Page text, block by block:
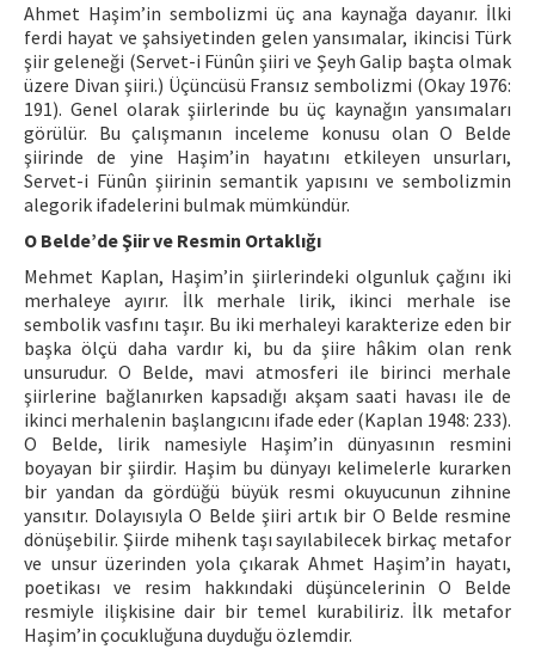
Ahmet Haşim’in sembolizmi üç ana kaynağa dayanır. İlki
ferdi hayat ve şahsiyetinden gelen yansımalar, ikincisi Türk
şiir geleneği (Servet-i Fünûn şiiri ve Şeyh Galip başta olmak
üzere Divan şiiri.) Üçüncüsü Fransız sembolizmi (Okay 1976:
191). Genel olarak şiirlerinde bu üç kaynağın yansımaları
görülür. Bu çalışmanın inceleme konusu olan O Belde
şiirinde de yine Haşim’in hayatını etkileyen unsurları,
Servet-i Fünûn şiirinin semantik yapısını ve sembolizmin
alegorik ifadelerini bulmak mümkündür.
O Belde’de Şiir ve Resmin Ortaklığı
Mehmet Kaplan, Haşim’in şiirlerindeki olgunluk çağını iki
merhaleye ayırır. İlk merhale lirik, ikinci merhale ise
sembolik vasfını taşır. Bu iki merhaleyi karakterize eden bir
başka ölçü daha vardır ki, bu da şiire hâkim olan renk
unsurudur. O Belde, mavi atmosferi ile birinci merhale
şiirlerine bağlanırken kapsadığı akşam saati havası ile de
ikinci merhalenin başlangıcını ifade eder (Kaplan 1948: 233).
O Belde, lirik namesiyle Haşim’in dünyasının resmini
boyayan bir şiirdir. Haşim bu dünyayı kelimelerle kurarken
bir yandan da gördüğü büyük resmi okuyucunun zihnine
yansıtır. Dolayısıyla O Belde şiiri artık bir O Belde resmine
dönüşebilir. Şiirde mihenk taşı sayılabilecek birkaç metafor
ve unsur üzerinden yola çıkarak Ahmet Haşim’in hayatı,
poetikası ve resim hakkındaki düşüncelerinin O Belde
resmiyle ilişkisine dair bir temel kurabiliriz. İlk metafor
Haşim’in çocukluğuna duyduğu özlemdir.